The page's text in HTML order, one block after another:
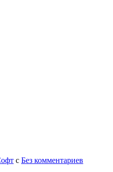
с Без комментариев